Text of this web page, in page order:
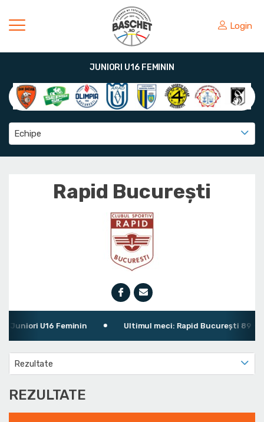
Login
JUNIORI U16 FEMININ
Echipe
Rapid București
U16 Feminin Ultimul meci: Rapid București 89 - 82
Rezultate
REZULTATE